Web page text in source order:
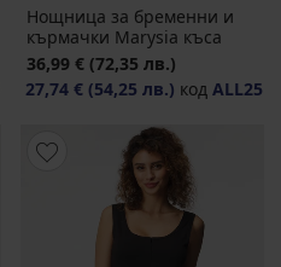
Нощница за бременни и
кърмачки Marysia къса
36,99 € (72,35 лв.)
27,74 € (54,25 лв.) код ALL25